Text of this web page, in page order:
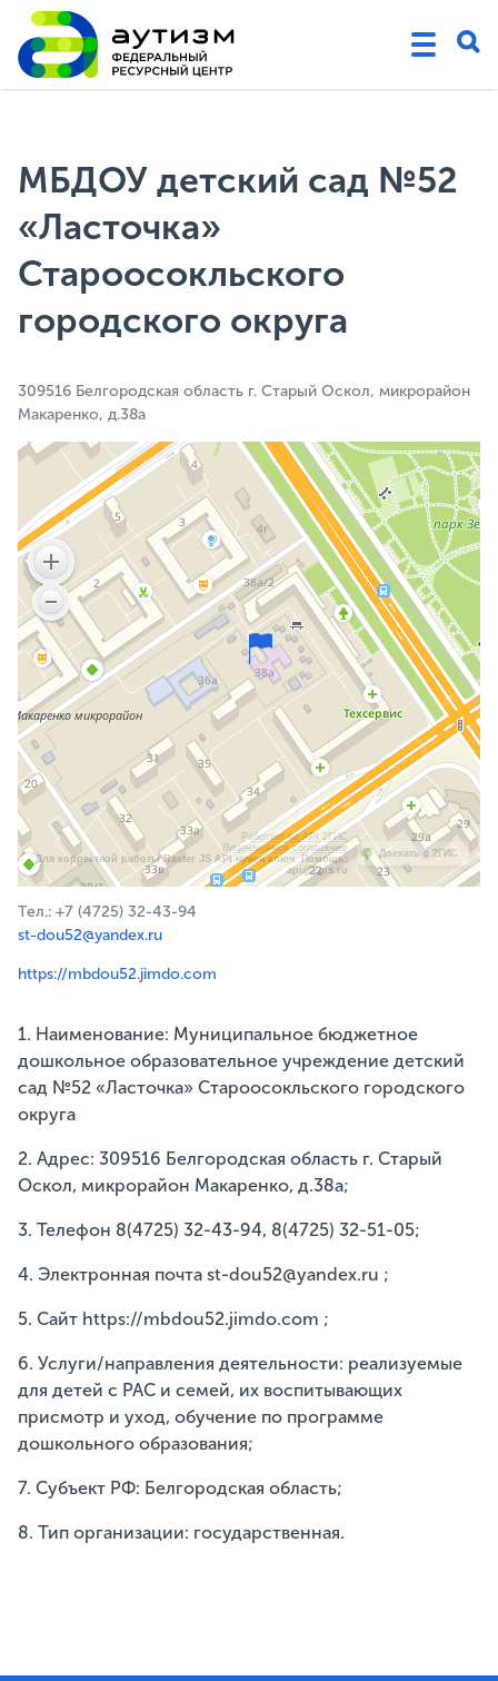
МБДОУ детский сад №52
«Ласточка»
Староосокльского
городского округа
309516 Белгородская область г. Старый Оскол, микрорайон
Макаренко, д.38а
Работает на API 2ГИС
Лицензионное соглашение
Для корректной работы Raster JS API нужен ключ. Помощь:
api@2gis.ru
Доехать с 2ГИС
Тел.: +7 (4725) 32-43-94
st-dou52@yandex.ru
https://mbdou52.jimdo.com
1. Наименование: Муниципальное бюджетное
дошкольное образовательное учреждение детский
сад №52 «Ласточка» Староосокльского городского
округа
2. Адрес: 309516 Белгородская область г. Старый
Оскол, микрорайон Макаренко, д.38а;
3. Телефон 8(4725) 32-43-94, 8(4725) 32-51-05;
4. Электронная почта st-dou52@yandex.ru ;
5. Сайт https://mbdou52.jimdo.com ;
6. Услуги/направления деятельности: реализуемые
для детей с РАС и семей, их воспитывающих
присмотр и уход, обучение по программе
дошкольного образования;
7. Субъект РФ: Белгородская область;
8. Тип организации: государственная.